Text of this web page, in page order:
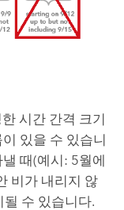
시간 간격 크기
있을 수 있습니
때(예시: 5월에
비가 내리지 않
수 있습니다.